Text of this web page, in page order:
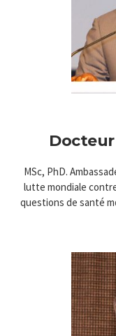
MSc, PhD.
lutte mondiale
questions de santé